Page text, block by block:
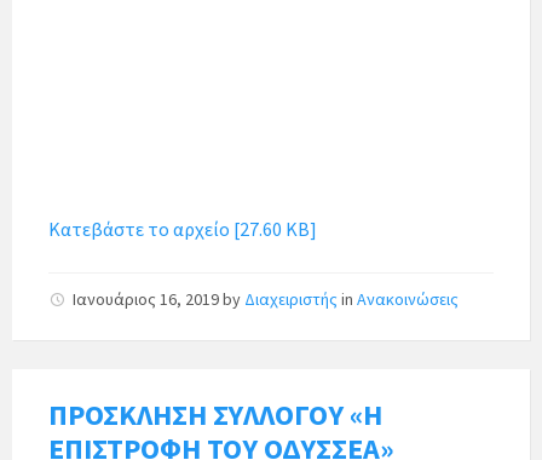
Κατεβάστε το αρχείο [27.60 KB]
Ιανουάριος 16, 2019by Διαχειριστής in Ανακοινώσεις
ΠΡΟΣΚΛΗΣΗ ΣΥΛΛΟΓΟΥ «Η
ΕΠΙΣΤΡΟΦΗ ΤΟΥ ΟΔΥΣΣΕΑ»